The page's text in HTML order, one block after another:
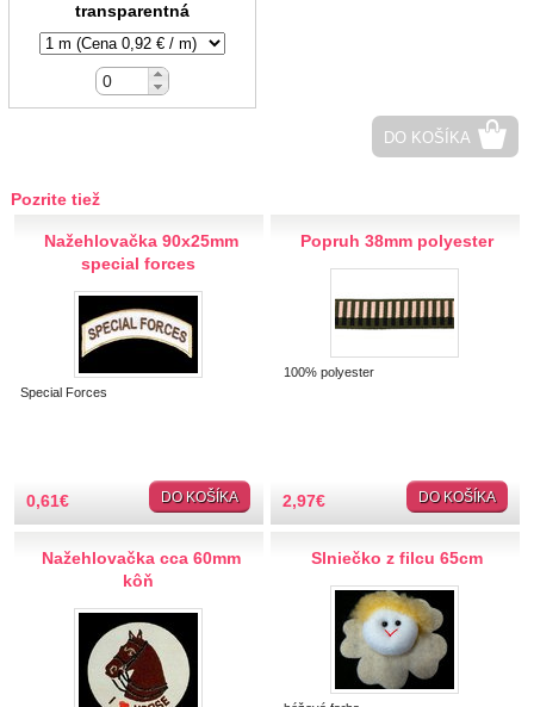
Doplnky
Hobby
Ihly a špendlíky
Krajčírske potreby
Nite a Priadze
Perie, pierka, perá
transparentná
DO KOŠÍKA
Pozrite tiež
Nažehlovačka 90x25mm
special forces
Special Forces
0,61€ DO KOŠÍKA
Popruh 38mm polyester
100% polyester
2,97€ DO KOŠÍKA
Nažehlovačka cca 60mm
kôň
Slniečko z filcu 65cm